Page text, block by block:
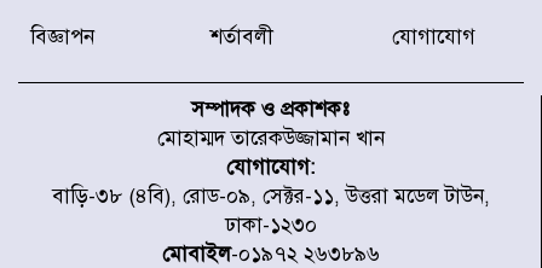
করেছে র‌্যাব-১
চূড়ান্ত পর্যায়ে : ইরান
প্রত্যেক অপরাধীর বিচার এ দেশেই
হবে, সে যত শক্তিশালীই হোক না কেন,
চট্টগ্রামে জুলাই গণঅভ্যুত্থান দিবসে
প্রতিমন্ত্রী মীর হেলাল
বিজ্ঞাপন শর্তাবলী যোগাযোগ
সম্পাদক ও প্রকাশকঃ
মোহাম্মদ তারেকউজ্জামান খান
যোগাযোগ:
বাড়ি-৩৮ (৪বি), রোড-০৯, সেক্টর-১১, উত্তরা মডেল টাউন,
ঢাকা-১২৩০
মোবাইল-০১৯৭২ ২৬৩৮৯৬